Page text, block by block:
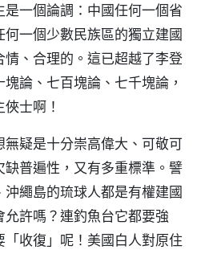
一個論調：中國任何一個省
一個少數民族區的獨立建國
、合理的。這已超越了李登
論、七百塊論、七千塊論，
士啊！
疑是十分崇高偉大、可敬可
普遍性，又有多重標準。譬
繩島的琉球人都是有權建國
許嗎？連釣魚台它都要強
收復」呢！美國白人對原住